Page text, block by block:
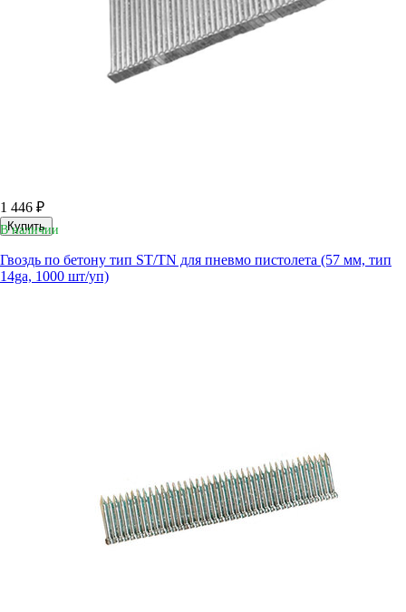
1 446 ₽
Купить
В наличии
Гвоздь по бетону тип ST/TN для пневмо пистолета (57 мм, тип
14ga, 1000 шт/уп)